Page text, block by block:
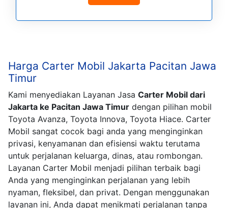
Harga Carter Mobil Jakarta Pacitan Jawa
Timur
Kami menyediakan Layanan Jasa Carter Mobil dari
Jakarta ke Pacitan Jawa Timur dengan pilihan mobil
Toyota Avanza, Toyota Innova, Toyota Hiace. Carter
Mobil sangat cocok bagi anda yang menginginkan
privasi, kenyamanan dan efisiensi waktu terutama
untuk perjalanan keluarga, dinas, atau rombongan.
Layanan Carter Mobil menjadi pilihan terbaik bagi
Anda yang menginginkan perjalanan yang lebih
nyaman, fleksibel, dan privat. Dengan menggunakan
layanan ini, Anda dapat menikmati perjalanan tanpa